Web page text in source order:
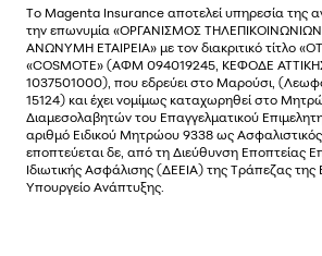
Το Magenta Insurance αποτελεί υπηρεσία της
την επωνυµία «ΟΡΓΑΝΙΣΜΟΣ
ΑΝΩΝΥΜΗ ΕΤΑΙΡΕΙΑ» µε τον διακριτικό τίτλο
«COSMOTE» (ΑΦΜ 094019245, ΚΕΦΟΔΕ
1037501000), που εδρεύει στο Μαρούσι,
15124) και έχει νοµίµως καταχωρηθεί στο
Διαµεσολαβητών του Επαγγελµατικού
αριθµό Ειδικού Μητρώου 9338 ως
εποπτεύεται δε, από τη Διεύθυνση Εποπτείας
Ιδιωτικής Ασφάλισης (ΔΕΕΙΑ) της Τράπεζας της
Υπουργείο Ανάπτυξης.